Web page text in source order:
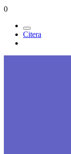
0
Citera